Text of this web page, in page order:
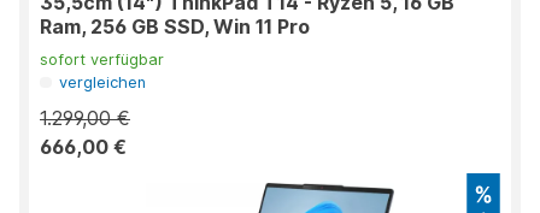
Ram, 256 GB SSD, Win 11 Pro
sofort verfügbar
vergleichen
1.299,00 €
666,00 €